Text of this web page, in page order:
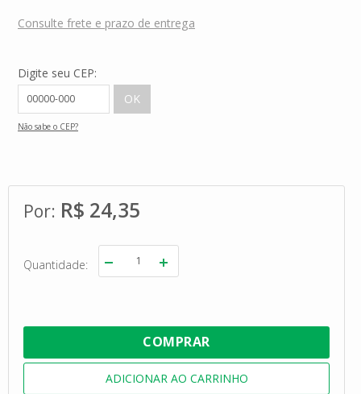
Consulte frete e prazo de entrega
Digite seu CEP:
Não sabe o CEP?
R$ 24,35
Quantidade